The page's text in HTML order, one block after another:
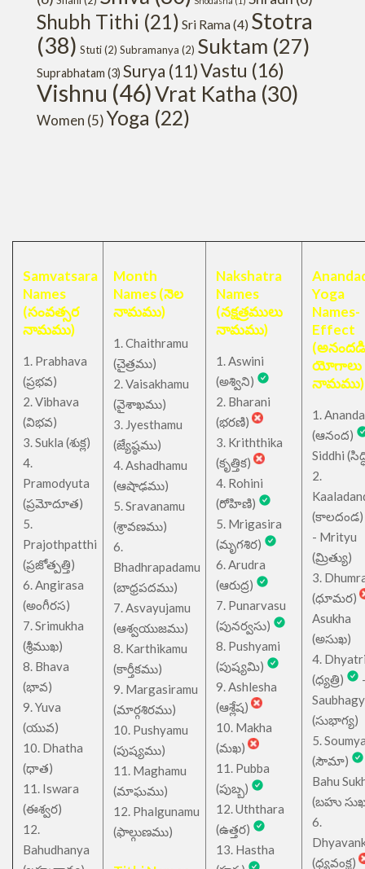
Shubh Tithi (21) Sri Rama(4) Stotra
(38) Stuti(2) Subramanya (2) Suktam (27)
Suprabhatam (3) Surya (11)Vastu (16)
Vishnu (46)Vrat Katha (30)
Women (5)Yoga (22)
Samvatsara
Names
(సంవత్సర
నామము)
1. Prabhava
(ప్రభవ)
2. Vibhava
(విభవ)
3. Sukla (శుక్ల)
4.
Pramodyuta
(ప్రమోదూత)
5.
Prajothpatthi
(ప్రజోత్పత్తి)
6. Angirasa
(అంగీరస)
7. Srimukha
(శ్రీముఖ)
8. Bhava
(భావ)
9. Yuva
(యువ)
10. Dhatha
(ధాత)
11. Iswara
(ఈశ్వర)
12.
Bahudhanya
Month
Names (నెల
నామము)
1. Chaithramu
(చైత్రము)
2. Vaisakhamu
(వైశాఖము)
3. Jyesthamu
(జ్యేష్ఠము)
4. Ashadhamu
(ఆషాఢము)
5. Sravanamu
(శ్రావణము)
6.
Bhadhrapadamu
(బాధ్రపదము)
7. Asvayujamu
(ఆశ్వయుజము)
8. Karthikamu
(కార్తీకము)
9. Margasiramu
(మార్గశిరము)
10. Pushyamu
(పుష్యము)
11. Maghamu
(మాఘము)
12. Phalgunamu
(ఫాల్గుణము)
Nakshatra
Names
(నక్షత్రములు
నామము)
1. Aswini
(అశ్విని)
2. Bharani
(భరణి)
3. Kriththika
(కృత్తిక)
4. Rohini
(రోహిణి)
5. Mrigasira
(మృగశిర)
6. Arudra
(ఆరుద్ర)
7. Punarvasu
(పునర్వసు)
8. Pushyami
(పుష్యమి)
9. Ashlesha
(ఆశ్లేష)
10. Makha
(మఖ)
11. Pubba
(పుబ్బ)
12. Uththara
(ఉత్తర)
13. Hastha
Yoga
Names-
Effect
(అనందడి
యోగాలు
నామము)
1. Ananda
(ఆనంద)
Siddhi
2.
(కాలదండ)
- Mrityu
(మ్రిత్యు)
3.
(ధూమర)
Asukha
(అసుఖ)
4.
(ధ్యత్రి)
(సుభాగ్య)
5.
(సౌమా)
Bahu
(బహు
6.
(ధ్యవంక్ష)